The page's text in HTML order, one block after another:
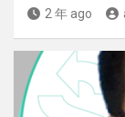
2 年 ago